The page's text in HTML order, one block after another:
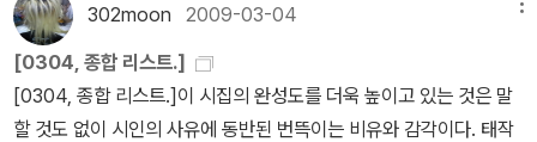
302moon 2009-03-04
[0304, 종합 리스트.]
[0304, 종합 리스트.]이 시집의 완성도를 더욱 높이고 있는 것은 말
할 것도 없이 시인의 사유에 동반된 번뜩이는 비유와 감각이다. 태작